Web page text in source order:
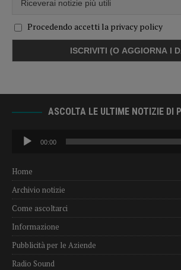
Procedendo accetti la privacy policy
ASCOLTA LE ULTIME NOTIZIE DI
Audio
Player
00:00
Home
Archivio notizie
Come ascoltarci
Informazione
Pubblicità per le Aziende
Radio Sound